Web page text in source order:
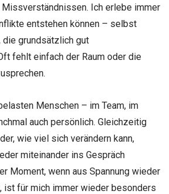
Ich erlebe immer
entstehen können – selbst
die grundsätzlich gut
fehlt einfach der Raum oder die
Menschen – im Team, im
auch persönlich. Gleichzeitig
wie viel sich verändern kann,
miteinander ins Gespräch
Moment, wenn aus Spannung wieder
ist für mich immer wieder besonders